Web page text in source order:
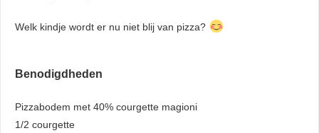
Welk kindje wordt er nu niet blij van pizza?
Benodigdheden
Pizzabodem met 40% courgette magioni
1/2 courgette